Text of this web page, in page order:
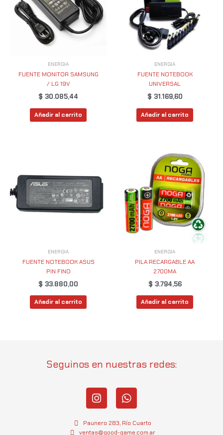
ENERGIA
FUENTE MONITOR SAMSUNG
/ LG 19V
$ 30.085,44
Añadir al carrito
ENERGIA
FUENTE NOTEBOOK
UNIVERSAL
$ 31.169,60
Añadir al carrito
ENERGIA
FUENTE NOTEBOOK ASUS
PIN FINO
$ 33.880,00
Añadir al carrito
ENERGIA
PILA RECARGABLE AA
2700MA
$ 3.794,56
Añadir al carrito
Seguinos en nuestras redes:
I
n
t
W
h
t
Paunero 283, Río Cuarto
ventas@good-game.com.ar